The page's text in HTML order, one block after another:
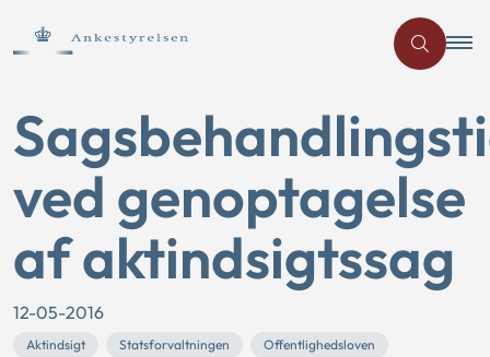
ved genoptagelse
af aktindsigtssag
12-05-2016
Aktindsigt Statsforvaltningen
Offentlighedsloven